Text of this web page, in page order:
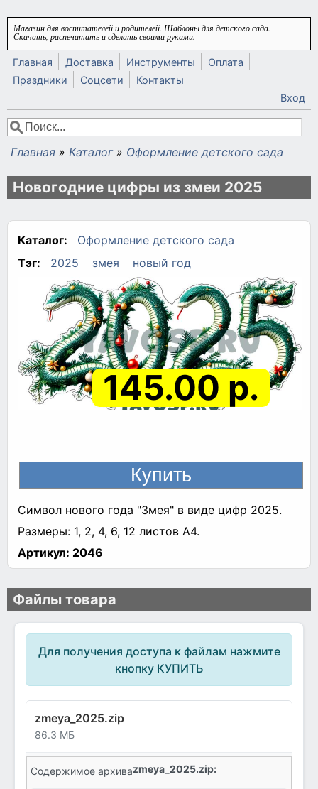
Перейти к основному содержанию
Магазин для воспитателей и родителей. Шаблоны для детского сада.
Скачать, распечатать и сделать своими руками.
Главная Доставка Инструменты
Оплата
Праздники
Соцсети
Контакты
Вход
Форма поиска
Поиск
Вы здесь
Главная » Каталог » Оформление детского сада
Новогодние цифры из змеи 2025
Каталог:
Оформление детского сада
Тэг:
2025 змея новый год
145.00 р.
Символ нового года "Змея" в виде цифр 2025.
Размеры: 1, 2, 4, 6, 12 листов А4.
Артикул: 2046
Файлы товара
Для получения доступа к файлам нажмите
кнопку КУПИТЬ
zmeya_2025.zip
86.3 МБ
Содержимое архиваzmeya_2025.zip: